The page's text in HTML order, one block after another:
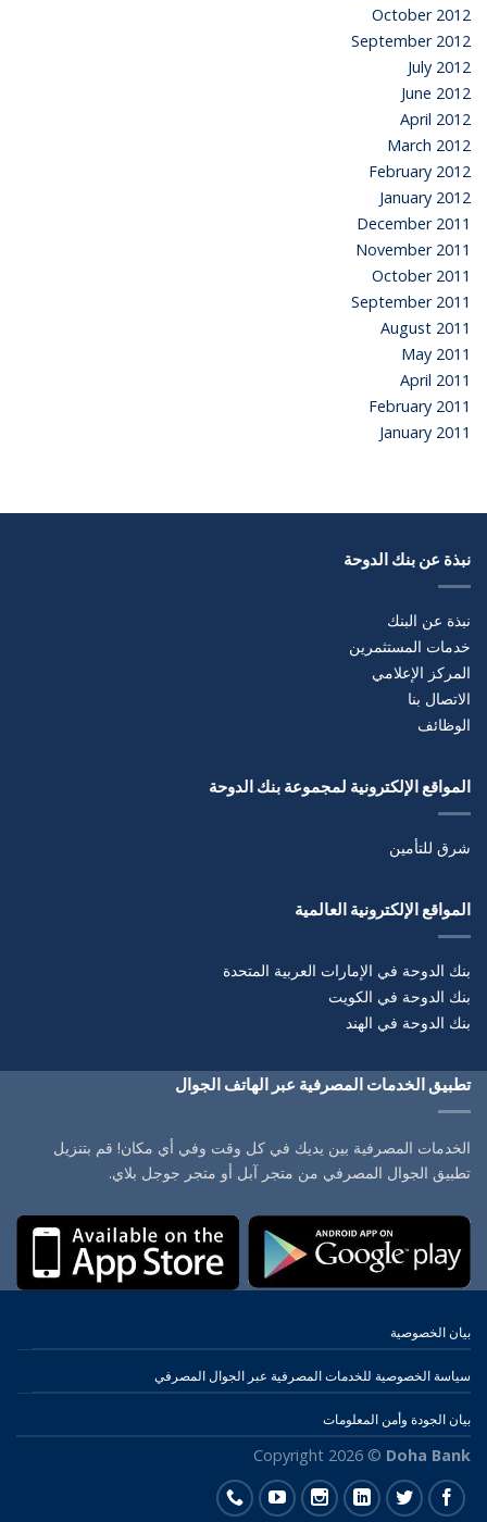
October 2012
September 2012
July 2012
June 2012
April 2012
March 2012
February 2012
January 2012
December 2011
November 2011
October 2011
September 2011
August 2011
May 2011
April 2011
February 2011
January 2011
نبذة عن بنك الدوحة
نبذة عن البنك
خدمات المستثمرين
المركز الإعلامي
الاتصال بنا
الوظائف
المواقع الإلكترونية لمجموعة بنك الدوحة
شرق للتأمين
المواقع الإلكترونية العالمية
بنك الدوحة في الإمارات العربية المتحدة
بنك الدوحة في الكويت
بنك الدوحة في الهند
تطبيق الخدمات المصرفية عبر الهاتف الجوال
الخدمات المصرفية بين يديك في كل وقت وفي أي مكان! قم بتنزيل
تطبيق الجوال المصرفي من متجر آبل أو متجر جوجل بلاي.
بيان الخصوصية
سياسة الخصوصية للخدمات المصرفية عبر الجوال المصرفي
بيان الجودة وأمن المعلومات
Copyright 2026 © Doha Bank